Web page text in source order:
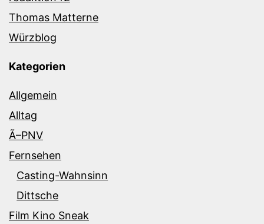
Thomas Matterne
Würzblog
Kategorien
Allgemein
Alltag
Ã–PNV
Fernsehen
Casting-Wahnsinn
Dittsche
Film Kino Sneak